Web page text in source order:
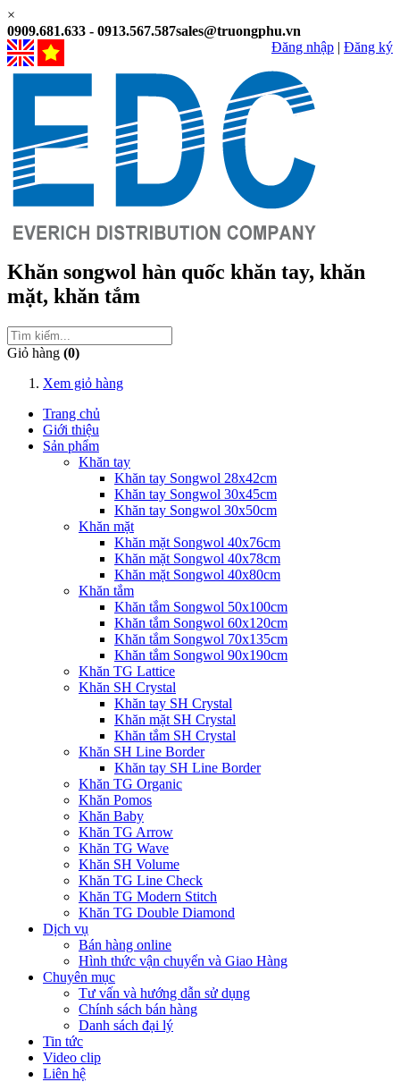
×
0909.681.633 - 0913.567.587sales@truongphu.vn
Đăng nhập | Đăng ký
Khăn songwol hàn quốc khăn tay, khăn
mặt, khăn tắm
Giỏ hàng (0)
Xem giỏ hàng
Trang chủ
Giới thiệu
Sản phẩm
Khăn tay
Khăn tay Songwol 28x42cm
Khăn tay Songwol 30x45cm
Khăn tay Songwol 30x50cm
Khăn mặt
Khăn mặt Songwol 40x76cm
Khăn mặt Songwol 40x78cm
Khăn mặt Songwol 40x80cm
Khăn tắm
Khăn tắm Songwol 50x100cm
Khăn tắm Songwol 60x120cm
Khăn tắm Songwol 70x135cm
Khăn tắm Songwol 90x190cm
Khăn TG Lattice
Khăn SH Crystal
Khăn tay SH Crystal
Khăn mặt SH Crystal
Khăn tắm SH Crystal
Khăn SH Line Border
Khăn tay SH Line Border
Khăn TG Organic
Khăn Pomos
Khăn Baby
Khăn TG Arrow
Khăn TG Wave
Khăn SH Volume
Khăn TG Line Check
Khăn TG Modern Stitch
Khăn TG Double Diamond
Dịch vụ
Bán hàng online
Hình thức vận chuyển và Giao Hàng
Chuyên mục
Tư vấn và hướng dẫn sử dụng
Chính sách bán hàng
Danh sách đại lý
Tin tức
Video clip
Liên hệ